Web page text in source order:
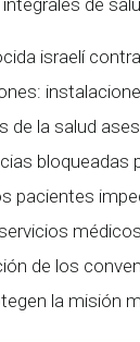
de
israelí
de la salud
bloqueadas
pacientes
de los
la misión